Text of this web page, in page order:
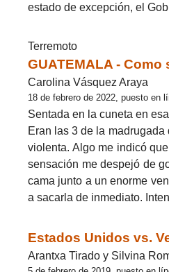
estado de excepción, el
Terremoto
GUATEMALA -
Carolina Vásquez Araya
18 de febrero de 2022, puesto en
Sentada en la cuneta en
Eran las 3 de la
violenta. Algo me indicó
sensación me despejó de
cama junto a un enorme
a sacarla de inmediato.
Estados Unidos vs.
Arantxa Tirado y Silvina